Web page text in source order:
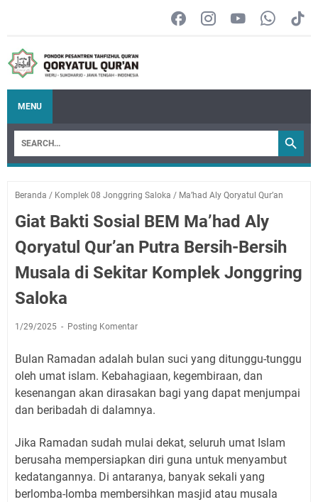
MENU
Beranda / Komplek 08 Jonggring Saloka / Ma’had Aly Qoryatul Qur’an
Giat Bakti Sosial BEM Ma’had Aly
Qoryatul Qur’an Putra Bersih-Bersih
Musala di Sekitar Komplek Jonggring
Saloka
1/29/2025 Posting Komentar
Bulan Ramadan adalah bulan suci yang ditunggu-tunggu
oleh umat islam. Kebahagiaan, kegembiraan, dan
kesenangan akan dirasakan bagi yang dapat menjumpai
dan beribadah di dalamnya.
Jika Ramadan sudah mulai dekat, seluruh umat Islam
berusaha mempersiapkan diri guna untuk menyambut
kedatangannya. Di antaranya, banyak sekali yang
berlomba-lomba membersihkan masjid atau musala